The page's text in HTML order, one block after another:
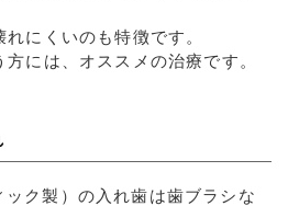
にくいのも特徴です。
には、オススメの治療です。
ク製）の入れ歯は歯ブラシな